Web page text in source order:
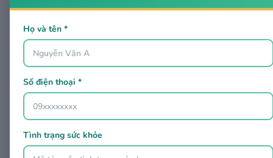
Họ và tên *
Số điện thoại *
Tình trạng sức khỏe